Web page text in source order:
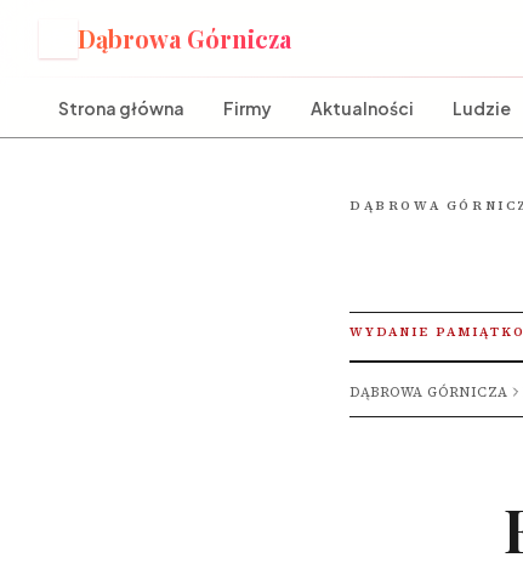
Dąbrowa Górnicza
Strona główna Firmy Aktualności Ludzie
DĄBROWA
WYDANIE
DĄBROWA GÓRNICZA